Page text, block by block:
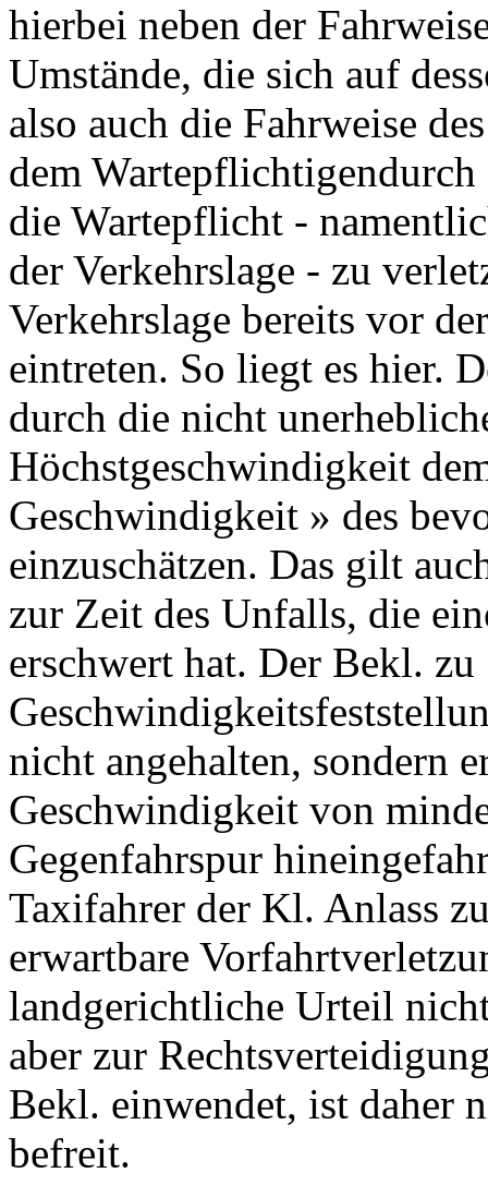
hierbei neben der
Umstände, die sich auf
also auch die Fahrweise
dem
die Wartepflicht -
der Verkehrslage - zu
Verkehrslage bereits vor
eintreten. So liegt es hier.
durch die nicht
Höchstgeschwindigkeit
Geschwindigkeit » des
einzuschätzen. Das gilt
zur Zeit des Unfalls, die
erschwert hat. Der Bekl. zu
nicht angehalten, sondern
Geschwindigkeit von
Gegenfahrspur
Taxifahrer der Kl. Anlass
erwartbare
landgerichtliche Urteil
aber zur
Bekl. einwendet, ist daher
befreit.